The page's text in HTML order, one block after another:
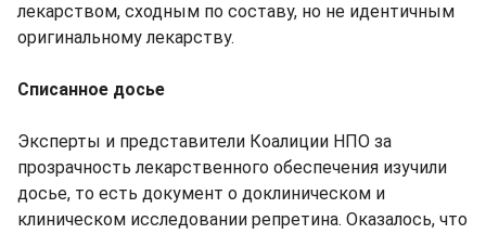
лекарством, сходным по составу, но не идентичным
оригинальному лекарству.
Списанное досье
Эксперты и представители Коалиции НПО за
прозрачность лекарственного обеспечения изучили
досье, то есть документ о доклиническом и
клиническом исследовании репретина. Оказалось, что